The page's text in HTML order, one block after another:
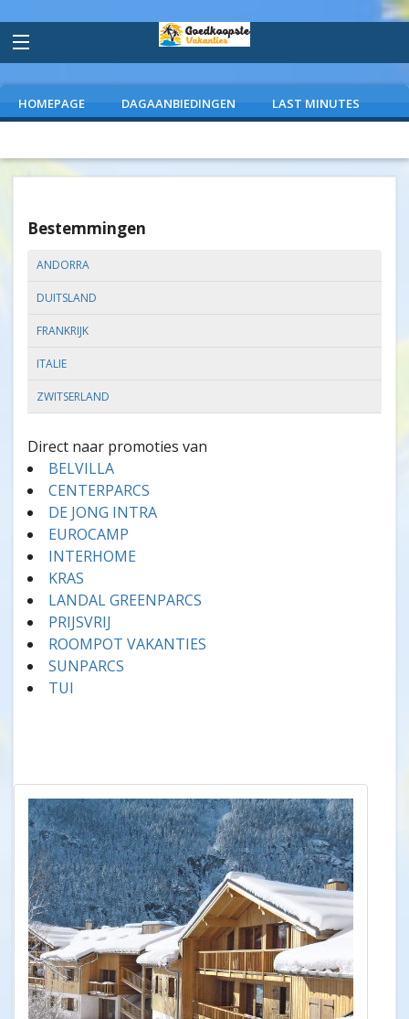
HOMEPAGE DAGAANBIEDINGEN LAST MINUTES
Bestemmingen
ANDORRA
DUITSLAND
FRANKRIJK
ITALIE
ZWITSERLAND
Direct naar promoties van
BELVILLA
CENTERPARCS
DE JONG INTRA
EUROCAMP
INTERHOME
KRAS
LANDAL GREENPARCS
PRIJSVRIJ
ROOMPOT VAKANTIES
SUNPARCS
TUI